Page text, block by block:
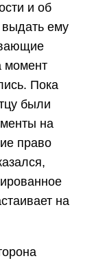
и об
выдать ему
момент
Пока
были
на
право
на